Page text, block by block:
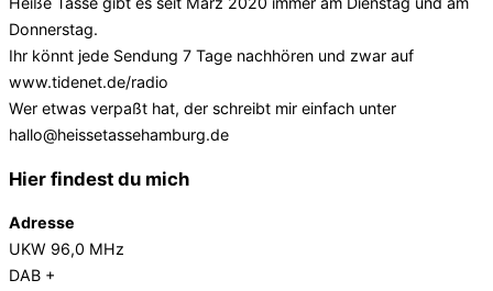
Donnerstag.
Ihr könnt jede Sendung 7 Tage nachhören und zwar auf
www.tidenet.de/radio
Wer etwas verpaßt hat, der schreibt mir einfach unter
hallo@heissetassehamburg.de
Hier findest du mich
Adresse
UKW 96,0 MHz
DAB +